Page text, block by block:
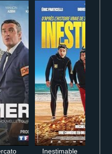
Inestimable